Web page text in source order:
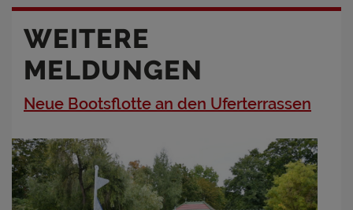
WEITERE
MELDUNGEN
Neue Bootsflotte an den Uferterrassen